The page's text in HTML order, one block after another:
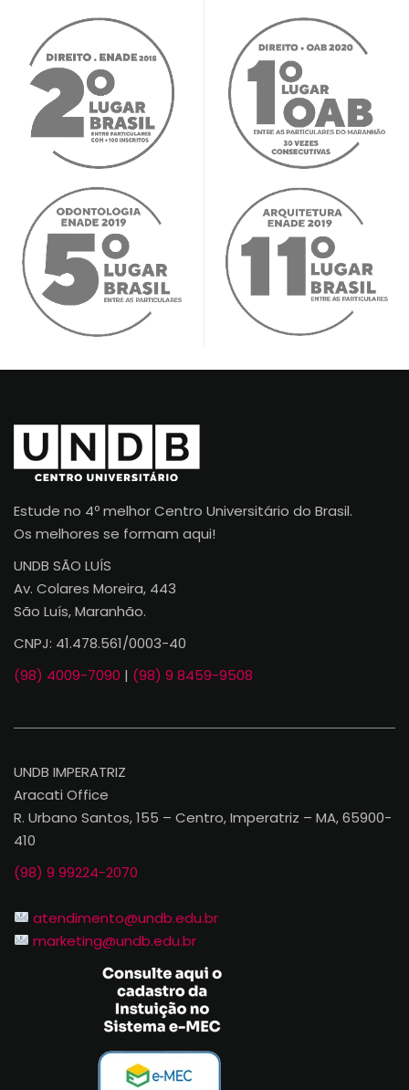
Estude no 4º melhor Centro Universitário do Brasil.
Os melhores se formam aqui!
UNDB SÃO LUÍS
Av. Colares Moreira, 443
São Luís, Maranhão.
CNPJ: 41.478.561/0003-40
(98) 4009-7090 | (98) 9 8459-9508
UNDB IMPERATRIZ
Aracati Office
R. Urbano Santos, 155 – Centro, Imperatriz – MA, 65900-
410
(98) 9 99224-2070
atendimento@undb.edu.br
marketing@undb.edu.br